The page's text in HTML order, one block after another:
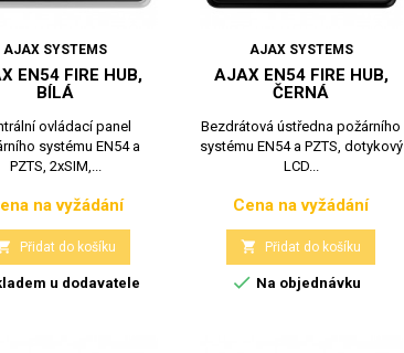
AJAX SYSTEMS
EN54 FIRE HUB,
BÍLÁ
ovládací panel
systému EN54 a
PZTS, 2xSIM,...
Cena
na vyžádání
Přidat do košíku
u dodavatele
AJAX SYSTEMS
AJAX EN54 FIRE HUB,
ČERNÁ
Bezdrátová ústředna požárního
systému EN54 a PZTS, dotykový
LCD...
Cena
Cena na vyžádání
 Přidat do košíku
 Na objednávku